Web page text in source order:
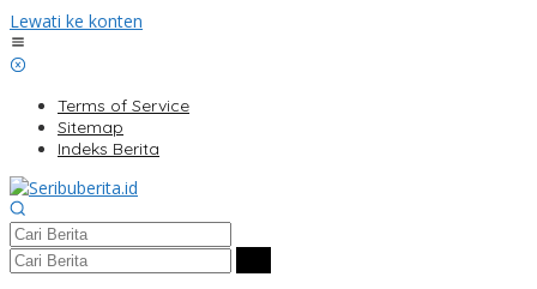
Lewati ke konten
Terms of Service
Sitemap
Indeks Berita